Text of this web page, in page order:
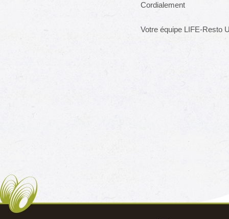
Cordialement
Votre équipe LIFE-Resto